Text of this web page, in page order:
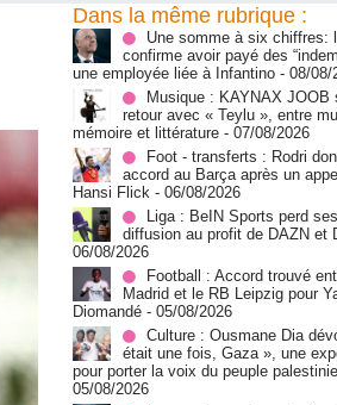
Dans la même rubrique :
Une somme à six chiffres:
confirme avoir payé des
une employée liée à Infantino - 08/08/
Musique : KAYNAX JOOB
retour avec « Teylu », entre
mémoire et littérature - 07/08/2026
Foot - transferts : Rodri
accord au Barça après un
Hansi Flick - 06/08/2026
Liga : BeIN Sports perd
diffusion au profit de DAZN et
06/08/2026
Football : Accord trouvé
Madrid et le RB Leipzig pour
Diomandé - 05/08/2026
Culture : Ousmane Dia
était une fois, Gaza », une
pour porter la voix du peuple
05/08/2026